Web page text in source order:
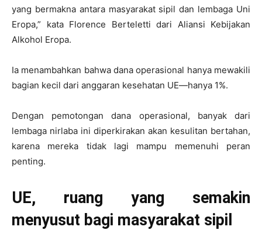
yang bermakna antara masyarakat sipil dan lembaga Uni
Eropa,” kata Florence Berteletti dari Aliansi Kebijakan
Alkohol Eropa.
Ia menambahkan bahwa dana operasional hanya mewakili
bagian kecil dari anggaran kesehatan UE—hanya 1%.
Dengan pemotongan dana operasional, banyak dari
lembaga nirlaba ini diperkirakan akan kesulitan bertahan,
karena mereka tidak lagi mampu memenuhi peran
penting.
UE, ruang yang semakin
menyusut bagi masyarakat sipil